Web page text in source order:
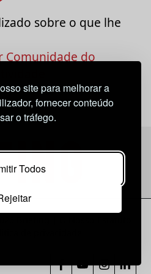
site para melhorar a
fornecer conteúdo
o tráfego.
Todos
sobre o que lhe
Comunidade do